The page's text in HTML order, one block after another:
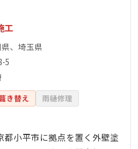
工
、埼玉県
5
き替え
雨樋修理
小平市に拠点を置く外壁塗